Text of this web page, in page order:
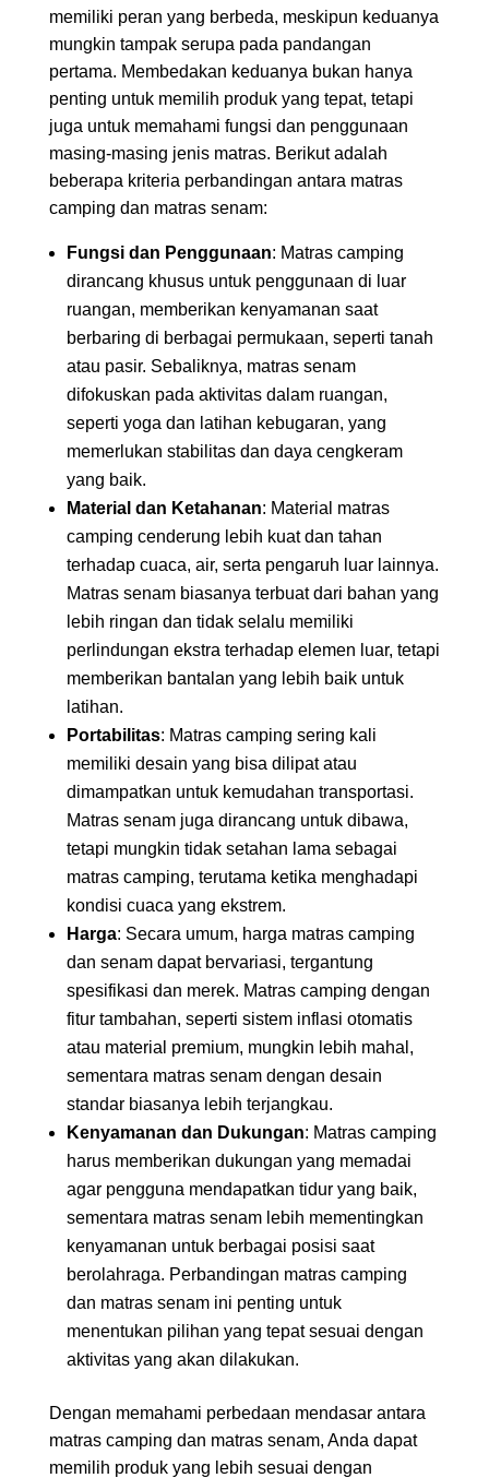
memiliki peran yang berbeda, meskipun keduanya
mungkin tampak serupa pada pandangan
pertama. Membedakan keduanya bukan hanya
penting untuk memilih produk yang tepat, tetapi
juga untuk memahami fungsi dan penggunaan
masing-masing jenis matras. Berikut adalah
beberapa kriteria perbandingan antara matras
camping dan matras senam:
Fungsi dan Penggunaan: Matras camping
dirancang khusus untuk penggunaan di luar
ruangan, memberikan kenyamanan saat
berbaring di berbagai permukaan, seperti tanah
atau pasir. Sebaliknya, matras senam
difokuskan pada aktivitas dalam ruangan,
seperti yoga dan latihan kebugaran, yang
memerlukan stabilitas dan daya cengkeram
yang baik.
Material dan Ketahanan: Material matras
camping cenderung lebih kuat dan tahan
terhadap cuaca, air, serta pengaruh luar lainnya.
Matras senam biasanya terbuat dari bahan yang
lebih ringan dan tidak selalu memiliki
perlindungan ekstra terhadap elemen luar, tetapi
memberikan bantalan yang lebih baik untuk
latihan.
Portabilitas: Matras camping sering kali
memiliki desain yang bisa dilipat atau
dimampatkan untuk kemudahan transportasi.
Matras senam juga dirancang untuk dibawa,
tetapi mungkin tidak setahan lama sebagai
matras camping, terutama ketika menghadapi
kondisi cuaca yang ekstrem.
Harga: Secara umum, harga matras camping
dan senam dapat bervariasi, tergantung
spesifikasi dan merek. Matras camping dengan
fitur tambahan, seperti sistem inflasi otomatis
atau material premium, mungkin lebih mahal,
sementara matras senam dengan desain
standar biasanya lebih terjangkau.
Kenyamanan dan Dukungan: Matras camping
harus memberikan dukungan yang memadai
agar pengguna mendapatkan tidur yang baik,
sementara matras senam lebih mementingkan
kenyamanan untuk berbagai posisi saat
berolahraga. Perbandingan matras camping
dan matras senam ini penting untuk
menentukan pilihan yang tepat sesuai dengan
aktivitas yang akan dilakukan.
Dengan memahami perbedaan mendasar antara
matras camping dan matras senam, Anda dapat
memilih produk yang lebih sesuai dengan